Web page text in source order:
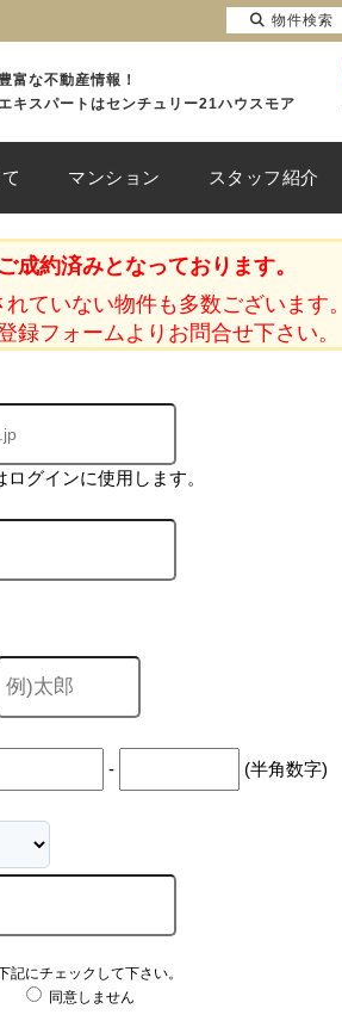
富な不動産情報！
キスパートはセンチュリー21ハウスモア
マンション スタッフ紹介
成約済みとなっております。
ていない物件も多数ございます。
録フォームよりお問合せ下さい。
グインに使用します。
- (半角数字)
記にチェックして下さい。
同意しません
物件検索